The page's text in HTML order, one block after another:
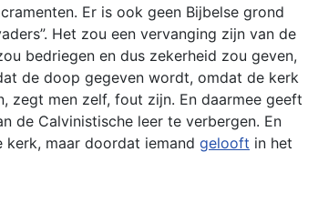
Er is ook geen Bijbelse grond
Het zou een vervanging zijn van de
bedriegen en dus zekerheid zou geven,
de doop gegeven wordt, omdat de kerk
zegt men zelf, fout zijn. En daarmee geeft
de Calvinistische leer te verbergen. En
maar doordat iemand gelooft in het